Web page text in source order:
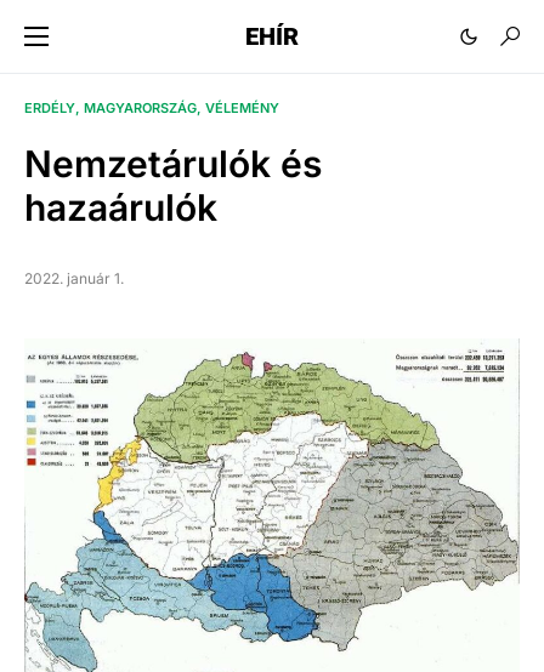
EHÍR
ERDÉLY MAGYARORSZÁG VÉLEMÉNY
Nemzetárulók és
hazaárulók
2022. január 1.